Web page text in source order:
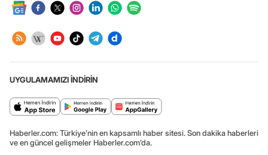
UYGULAMAMIZI İNDİRİN
Haberler.com: Türkiye’nin en kapsamlı haber sitesi. Son dakika haberleri
ve en güncel gelişmeler Haberler.com’da.